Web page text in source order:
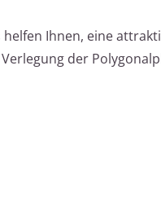
helfen Ihnen, eine
der